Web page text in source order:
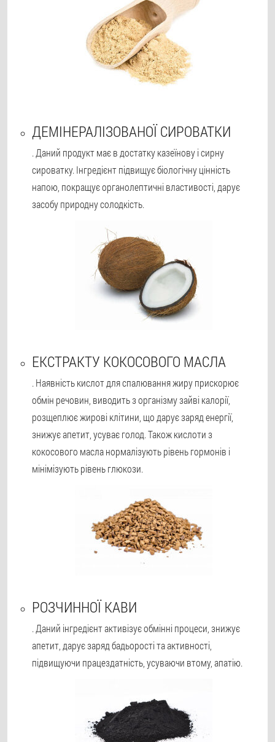
ДЕМІНЕРАЛІЗОВАНОЇ СИРОВАТКИ
. Даний продукт має в достатку казеїнову і сирну
сироватку. Інгредієнт підвищує біологічну цінність
напою, покращує органолептичні властивості, дарує
засобу природну солодкість.
ЕКСТРАКТУ КОКОСОВОГО МАСЛА
. Наявність кислот для спалювання жиру прискорює
обмін речовин, виводить з організму зайві калорії,
розщеплює жирові клітини, що дарує заряд енергії,
знижує апетит, усуває голод. Також кислоти з
кокосового масла нормалізують рівень гормонів і
мінімізують рівень глюкози.
РОЗЧИННОЇ КАВИ
. Даний інгредієнт активізує обмінні процеси, знижує
апетит, дарує заряд бадьорості та активності,
підвищуючи працездатність, усуваючи втому, апатію.